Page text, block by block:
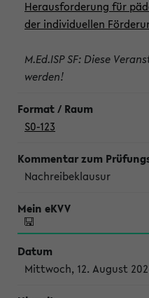
Herausforderung für
der individuellen
M.Ed.ISP SF: Diese
werden!
S0-123
Nachreibeklausur
Mittwoch, 12. August